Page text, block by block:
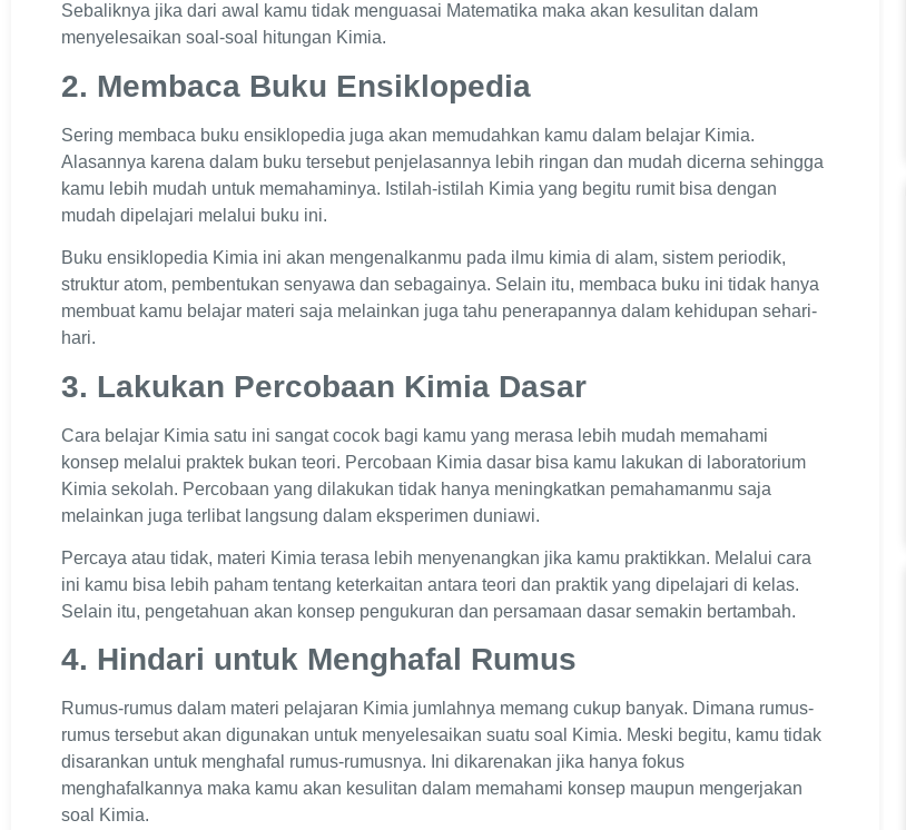
Sebaliknya jika dari awal kamu tidak menguasai Matematika maka akan kesulitan dalam
menyelesaikan soal-soal hitungan Kimia.
2. Membaca Buku Ensiklopedia
Sering membaca buku ensiklopedia juga akan memudahkan kamu dalam belajar Kimia.
Alasannya karena dalam buku tersebut penjelasannya lebih ringan dan mudah dicerna sehingga
kamu lebih mudah untuk memahaminya. Istilah-istilah Kimia yang begitu rumit bisa dengan
mudah dipelajari melalui buku ini.
Buku ensiklopedia Kimia ini akan mengenalkanmu pada ilmu kimia di alam, sistem periodik,
struktur atom, pembentukan senyawa dan sebagainya. Selain itu, membaca buku ini tidak hanya
membuat kamu belajar materi saja melainkan juga tahu penerapannya dalam kehidupan sehari-
hari.
3. Lakukan Percobaan Kimia Dasar
Cara belajar Kimia satu ini sangat cocok bagi kamu yang merasa lebih mudah memahami
konsep melalui praktek bukan teori. Percobaan Kimia dasar bisa kamu lakukan di laboratorium
Kimia sekolah. Percobaan yang dilakukan tidak hanya meningkatkan pemahamanmu saja
melainkan juga terlibat langsung dalam eksperimen duniawi.
Percaya atau tidak, materi Kimia terasa lebih menyenangkan jika kamu praktikkan. Melalui cara
ini kamu bisa lebih paham tentang keterkaitan antara teori dan praktik yang dipelajari di kelas.
Selain itu, pengetahuan akan konsep pengukuran dan persamaan dasar semakin bertambah.
4. Hindari untuk Menghafal Rumus
Rumus-rumus dalam materi pelajaran Kimia jumlahnya memang cukup banyak. Dimana rumus-
rumus tersebut akan digunakan untuk menyelesaikan suatu soal Kimia. Meski begitu, kamu tidak
disarankan untuk menghafal rumus-rumusnya. Ini dikarenakan jika hanya fokus
menghafalkannya maka kamu akan kesulitan dalam memahami konsep maupun mengerjakan
soal Kimia.